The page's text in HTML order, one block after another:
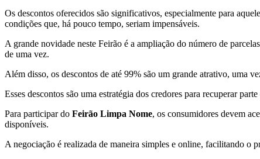
Os descontos oferecidos são significativos, especialmente para
condições que, há pouco tempo, seriam impensáveis.
A grande novidade neste Feirão é a ampliação do número de
de uma vez.
Além disso, os descontos de até 99% são um grande atrativo, uma
Esses descontos são uma estratégia dos credores para recuperar
Para participar do Feirão Limpa Nome, os consumidores devem
disponíveis.
A negociação é realizada de maneira simples e online, facilitando o